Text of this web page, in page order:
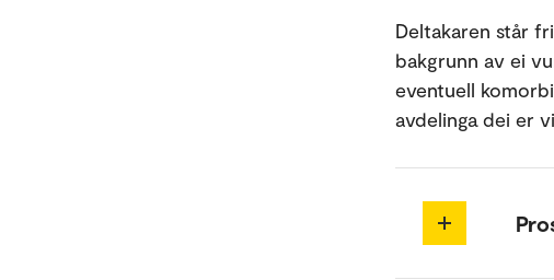
Deltakaren står
bakgrunn av ei
eventuell
avdelinga dei er